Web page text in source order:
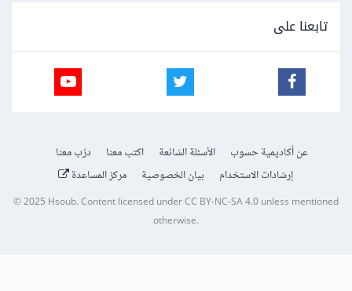
تابعنا على
عن أكاديمية حسوب الأسئلة الشائعة اكتب معنا
درّب معنا
إرشادات الاستخدام
بيان الخصوصية مركز المساعدة
© 2025 Hsoub.Content licensed underCC BY-NC-SA 4.0unless mentioned
otherwise.